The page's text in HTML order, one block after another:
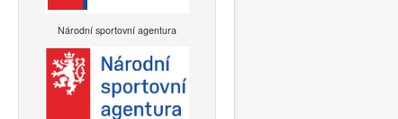
Národní sportovní agentura